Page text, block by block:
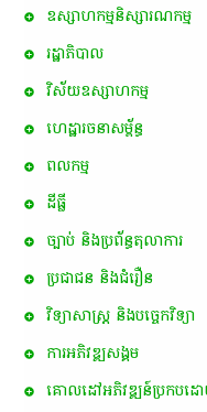
ឧស្សាហកម្មនិស្សារណកម្ម
រដ្ឋាភិបាល
វិស័យឧស្សាហកម្ម
ហេដ្ឋារចនាសម្ព័ន្ធ
ពល​កម្ម
ដីធ្លី
ច្បាប់ និងប្រព័ន្ធតុលាការ
ប្រជាជន និងជំរឿន
វិទ្យាសាស្ត្រ និងបច្ចេកវិទ្យា
ការ​អភិវឌ្ឍ​សង្គម
គោលដៅ​អភិវឌ្ឍន៍​ប្រកបដោ